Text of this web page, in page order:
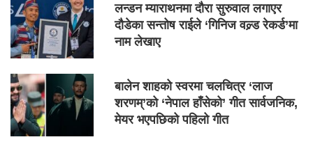
लन्डन म्याराथनमा दौरा सुरुवाल लगाएर
दौडेका सन्तोष राईले ‘गिनिज वल्र्ड रेकर्ड’मा
नाम लेखाए
बालेन शाहको स्वरमा चलचित्र ‘लाज
शरणम्’को ‘नेपाल हाँसेको’ गीत सार्वजनिक,
मेयर भएपछिको पहिलो गीत